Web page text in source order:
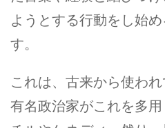
ようとする行動をし始
す。
これは、古来から使わ
有名政治家がこれを多